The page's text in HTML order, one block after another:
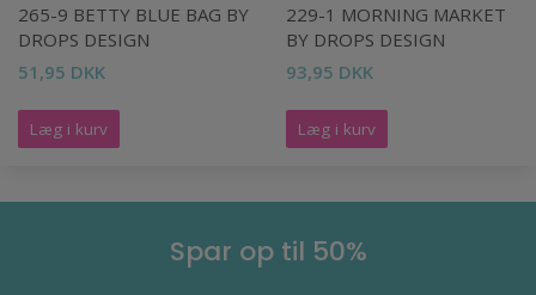
265-9 BETTY BLUE BAG BY
DROPS DESIGN
51,95 DKK
Læg i kurv
229-1 MORNING MARKET
BY DROPS DESIGN
93,95 DKK
Læg i kurv
Spar op til 50%